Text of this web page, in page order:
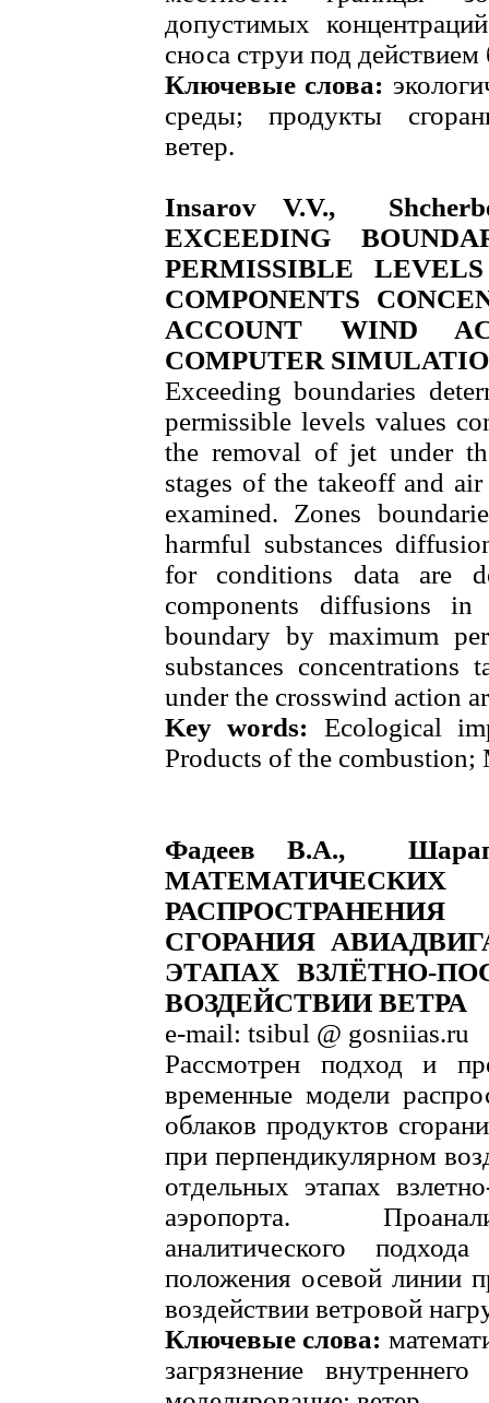
допустимых
сноса струи под действием
Ключевые слова:
среды; продукты
ветер.
Insarov V.V.,
EXCEEDING
PERMISSIBLE
COMPONENTS
ACCOUNT WIND
COMPUTER
Exceeding boundaries
permissible levels values
the removal of jet under
stages of the takeoff and
examined. Zones
harmful substances
for conditions data are
components diffusions
boundary by maximum
substances
under the crosswind action
Key words: Ecological
Products of the
Фадеев В.А.,
СГОРАНИЯ
ЭТАПАХ ВЗЛЁТНО-
ВОЗДЕЙСТВИИ ВЕТРА
e-mail: tsibul @ gosniias.ru
Рассмотрен подход и
временные модели
облаков продуктов
при перпендикулярном
отдельных этапах
аэропорта.
аналитического
положения осевой линии
воздействии ветровой
Ключевые слова:
загрязнение